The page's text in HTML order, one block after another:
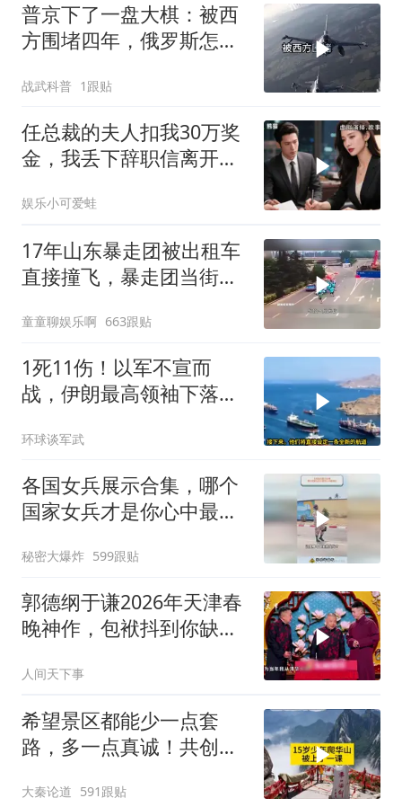
普京下了一盘大棋：被西
方围堵四年，俄罗斯怎么
战武科普 1跟贴
任总裁的夫人扣我30万奖
金，我丢下辞职信离开，
你签约
娱乐小可爱蛙
17年山东暴走团被出租车
直接撞飞，暴走团当街拦
童童聊娱乐啊 663跟贴
1死11伤！以军不宣而
战，伊朗最高领袖下落不
环球谈军武
各国女兵展示合集，哪个
国家女兵才是你心中最飒
秘密大爆炸 599跟贴
郭德纲于谦2026年天津春
晚神作，包袱抖到你缺氧
人间天下事
希望景区都能少一点套
路，多一点真诚！共创良
大秦论道 591跟贴